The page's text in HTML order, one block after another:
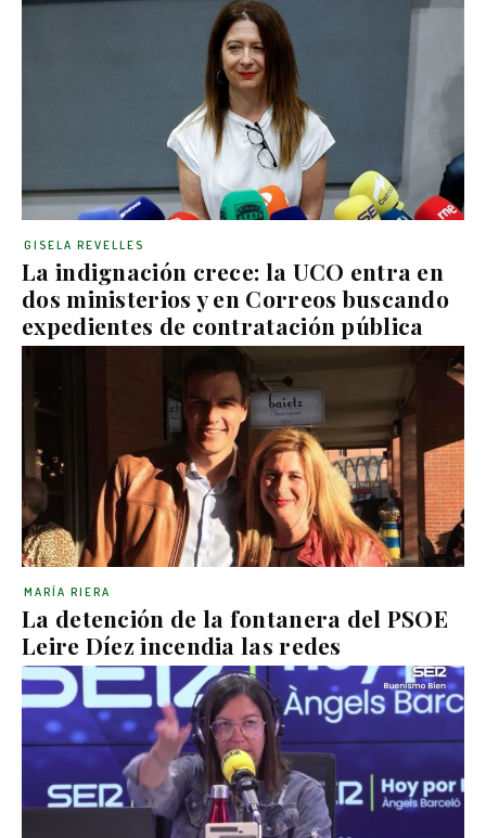
La indignación crece: la UCO entra en
dos ministerios y en Correos buscando
expedientes de contratación pública
GISELA REVELLES
La detención de la fontanera del PSOE
Leire Díez incendia las redes
MARÍA RIERA